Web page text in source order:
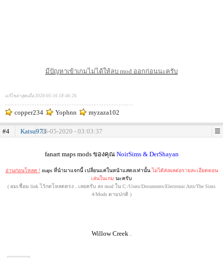
มีปัญหาเข้าเกมไม่ได้ให้ลบ mod ออกก่อนนะครับ
แก้ไขล่าสุดเมื่อ 2020-05-16 18:46:26
copper234 Yophnn myzaza102
#4 Katsu97316-05-2020 - 03:03:37
fanart maps mods ของคุณ NoirSims & DerShayan
อ่านก่อนโหลด !maps ที่นำมาแจกนี้ เปลี่ยนแค่ในหน้าแสดงเท่านั้น ไม่ได้ส่งผลต่อรายละเอียดตอน
เล่นในเกม นะครับ
( ผมเชื่อม link ไว้กดโหลดตรง
เลยครับ ลง mod ใน C:/Users/Documents/Electronic Arts/The Sims
4/Mods ตามปกติ )
Willow Creek .